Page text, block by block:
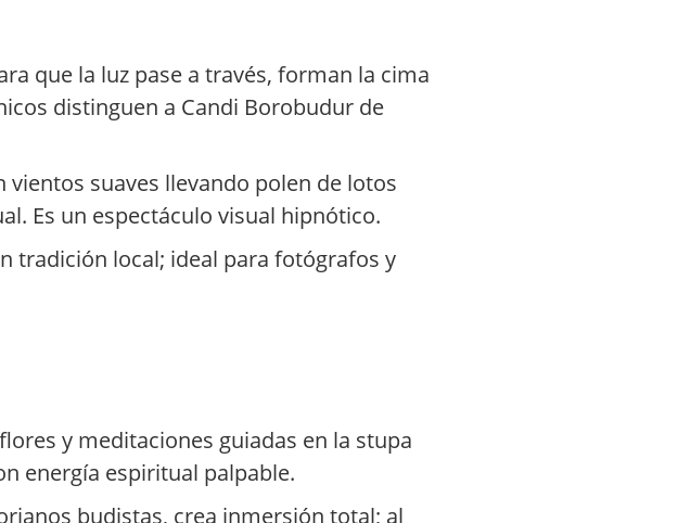
que la luz pase a través, forman la cima
distinguen a Candi Borobudur de
suaves llevando polen de lotos
Es un espectáculo visual hipnótico.
tradición local; ideal para fotógrafos y
y meditaciones guiadas en la stupa
energía espiritual palpable.
budistas, crea inmersión total; al